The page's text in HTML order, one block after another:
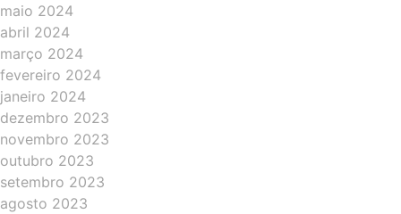
maio 2024
abril 2024
março 2024
fevereiro 2024
janeiro 2024
dezembro 2023
novembro 2023
outubro 2023
setembro 2023
agosto 2023